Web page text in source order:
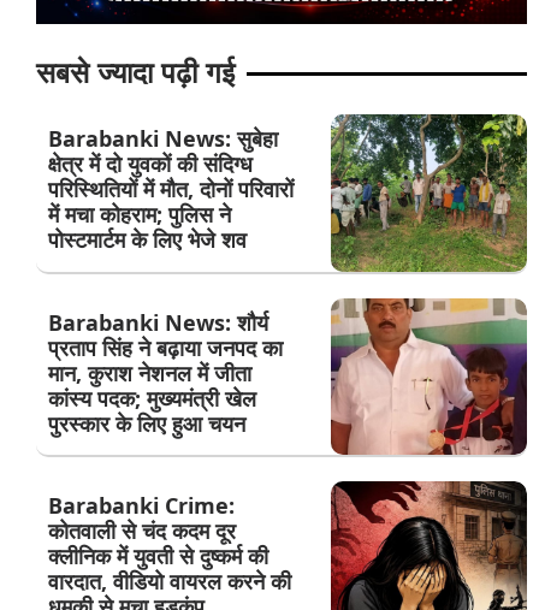
सबसे ज्यादा पढ़ी गई
Barabanki News: सुबेहा
क्षेत्र में दो युवकों की संदिग्ध
परिस्थितियों में मौत, दोनों परिवारों
में मचा कोहराम; पुलिस ने
पोस्टमार्टम के लिए भेजे शव
Barabanki News: शौर्य
प्रताप सिंह ने बढ़ाया जनपद का
मान, कुराश नेशनल में जीता
कांस्य पदक; मुख्यमंत्री खेल
पुरस्कार के लिए हुआ चयन
Barabanki Crime:
कोतवाली से चंद कदम दूर
क्लीनिक में युवती से दुष्कर्म की
वारदात, वीडियो वायरल करने की